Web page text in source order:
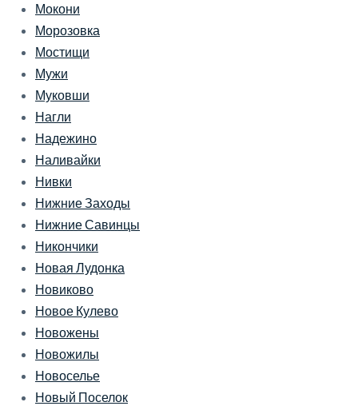
Мокони
Морозовка
Мостищи
Мужи
Муковши
Нагли
Надежино
Наливайки
Нивки
Нижние Заходы
Нижние Савинцы
Никончики
Новая Лудонка
Новиково
Новое Кулево
Новожены
Новожилы
Новоселье
Новый Поселок